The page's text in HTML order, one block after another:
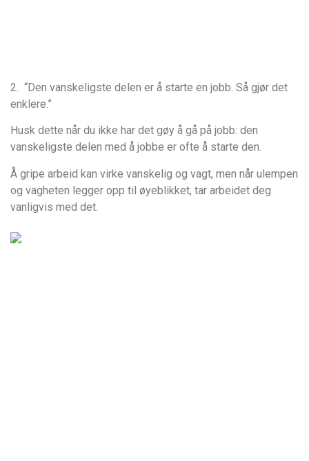
2. “Den vanskeligste delen er å starte en jobb. Så gjør det
enklere.”
Husk dette når du ikke har det gøy å gå på jobb: den
vanskeligste delen med å jobbe er ofte å starte den.
Å gripe arbeid kan virke vanskelig og vagt, men når ulempen
og vagheten legger opp til øyeblikket, tar arbeidet deg
vanligvis med det.